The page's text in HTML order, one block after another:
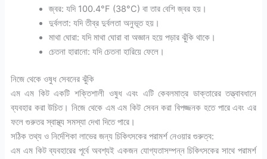
জ্বর: যদি 100.4°F (38°C) বা তার বেশি জ্বর হয়।
দুর্বলতা: যদি তীব্র দুর্বলতা অনুভূত হয়।
মাথা ঘোরা: যদি মাথা ঘোরা বা অজ্ঞান হয়ে পড়ার ঝুঁকি থাকে।
চেতনা হারানো: যদি চেতনা হারিয়ে ফেলে।
নিজে থেকে ওষুধ সেবনের ঝুঁকি
এম এম কিট একটি শক্তিশালী ওষুধ এবং এটি কেবলমাত্র ডাক্তারের তত্ত্বাবধানে
ব্যবহার করা উচিত। নিজে থেকে এম এম কিট সেবন করা বিপজ্জনক হতে পারে এবং এর
ফলে গুরুতর স্বাস্থ্য সমস্যা দেখা দিতে পারে।
সঠিক তথ্য ও নির্দেশিকা লাভের জন্য চিকিৎসকের পরামর্শ নেওয়ার গুরুত্ব:
এম এম কিট ব্যবহারের পূর্বে অবশ্যই একজন যোগ্যতাসম্পন্ন চিকিৎসকের সাথে পরামর্শ